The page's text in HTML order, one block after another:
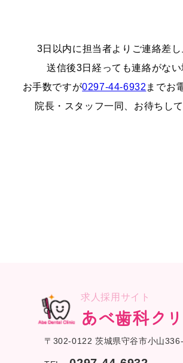
3日以内に担当者よりご連絡差し
送信後3日経っても連絡がない
お手数ですが0297-44-6932 までお
院長・スタッフ一同、お待ちして
求人採用サイト
あべ歯科ク
〒302-0122 茨城県守谷市小山